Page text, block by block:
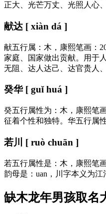
正大、光芒万丈、光照人心
献达 [ xiàn dá ]
献五行属：木，康熙笔画：
家庭、国家做出贡献。用于
无阻、达人达己、达官贵人
癸华 [ guǐ huá ]
癸五行属性为：木，康熙笔
征着个性和独特。华五行属
若川 [ ruò chuān ]
若五行属性是：木，康熙笔
韵母是：uan，川字本义为
缺木龙年男孩取名